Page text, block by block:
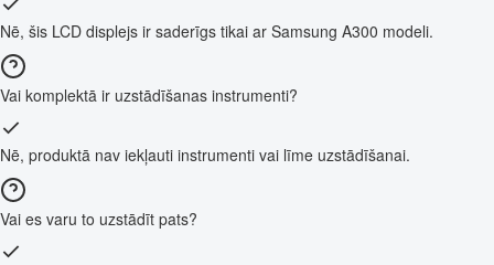
Nē, šis LCD displejs ir saderīgs tikai ar Samsung A300 modeli.
Vai komplektā ir uzstādīšanas instrumenti?
Nē, produktā nav iekļauti instrumenti vai līme uzstādīšanai.
Vai es varu to uzstādīt pats?